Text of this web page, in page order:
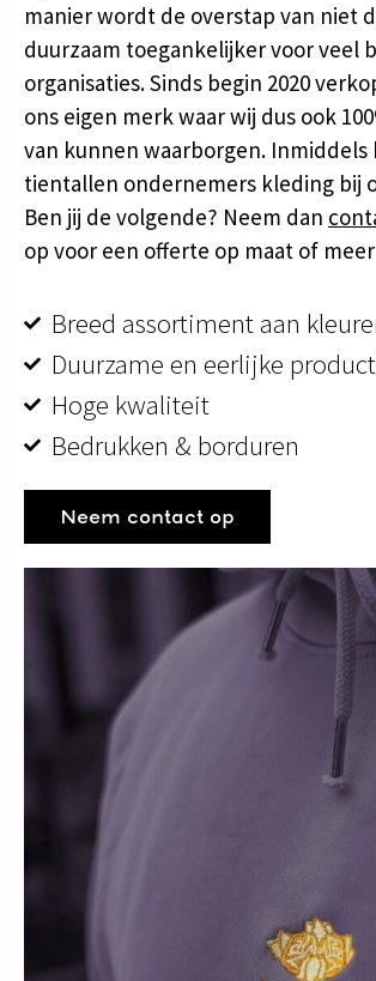
manier wordt de overstap van niet
duurzaam toegankelijker voor veel
organisaties. Sinds begin 2020
ons eigen merk waar wij dus ook
van kunnen waarborgen. Inmiddels
tientallen ondernemers kleding bij
Ben jij de volgende? Neem dan
op voor een offerte op maat of
Breed assortiment aan
Duurzame en eerlijke
Hoge kwaliteit
Bedrukken & borduren
Neem contact op